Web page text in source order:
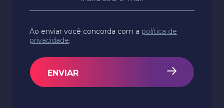
Ao enviar você concorda com a política de
privacidade.
ENVIAR